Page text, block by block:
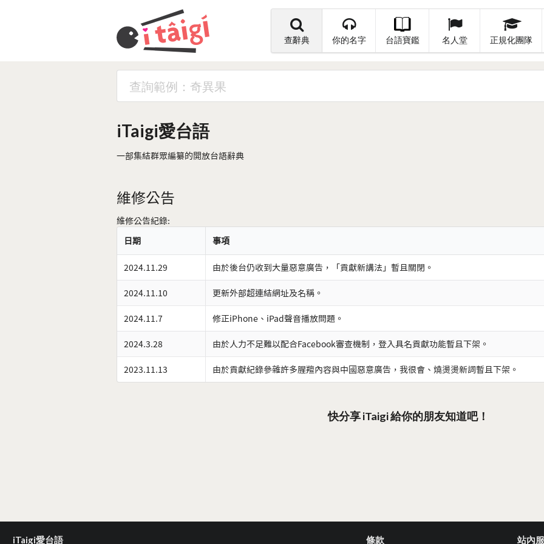
查辭典 你的名字 台語寶鑑 名人堂 正規化團隊
iTaigi愛台語
一部集結群眾編纂的開放台語辭典
維修公告
維修公告紀錄:
日期
事項
2024.11.29 由於後台仍收到大量惡意廣告，「貢獻新講法」暫且關閉。
2024.11.10 更新外部超連結網址及名稱。
2024.11.7 修正iPhone、iPad聲音播放問題。
2024.3.28 由於人力不足難以配合Facebook審查機制，登入具名貢獻功能暫且下架。
2023.11.13 由於貢獻紀錄參雜許多腥羶內容與中國惡意廣告，我很會、燒燙燙新詞暫且下架。
快分享 iTaigi 給你的朋友知道吧！
iTaigi愛台語 條款 站內